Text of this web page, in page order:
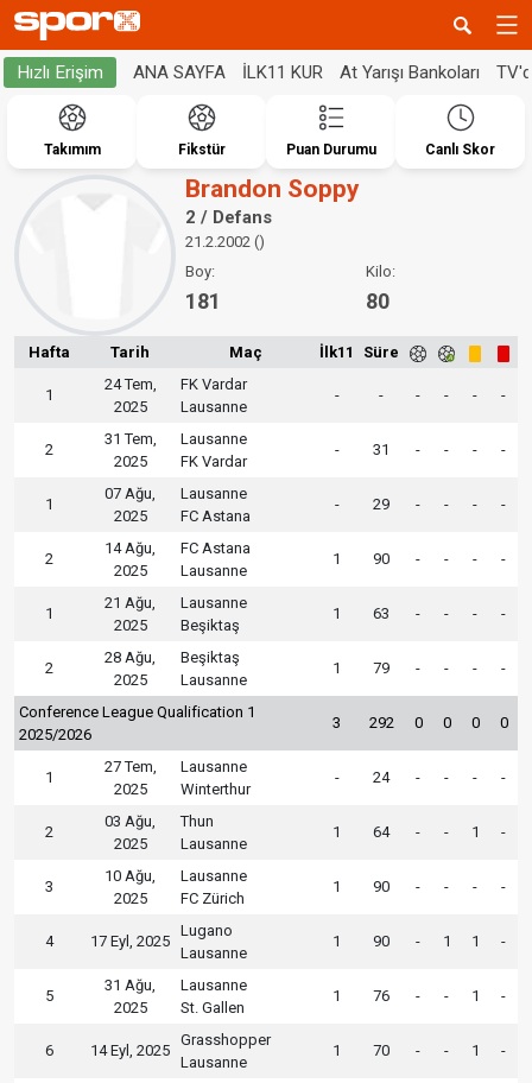
Hızlı Erişim ANA SAYFA İLK11 KUR At Yarışı Bankoları
Takımım Fikstür Puan Durumu Canlı Skor
Brandon Soppy
2 / Defans
21.2.2002 ()
Boy:
181
Kilo:
80
Hafta Tarih Maç İlk11 Süre
1
24 Tem,
2025
FK Vardar
Lausanne
- - - - - -
2
31 Tem,
2025
Lausanne
FK Vardar
- 31 - - - -
1
07 Ağu,
2025
Lausanne
FC Astana
- 29 - - - -
2
14 Ağu,
2025
FC Astana
Lausanne
1 90 - - - -
1
21 Ağu,
2025
Lausanne
Beşiktaş
1 63 - - - -
2
28 Ağu,
2025
Beşiktaş
Lausanne
1 79 - - - -
Conference League Qualification 1
2025/2026
3 292 0 0 0 0
1
27 Tem,
2025
Lausanne
Winterthur
- 24 - - - -
2
03 Ağu,
2025
Thun
Lausanne
1 64 - - 1 -
3
10 Ağu,
2025
Lausanne
FC Zürich
1 90 - - - -
4 17 Eyl, 2025
Lugano
Lausanne
1 90 - 1 1 -
5
31 Ağu,
2025
Lausanne
St. Gallen
1 76 - - 1 -
6 14 Eyl, 2025
Grasshopper
Lausanne
1 70 - - 1 -